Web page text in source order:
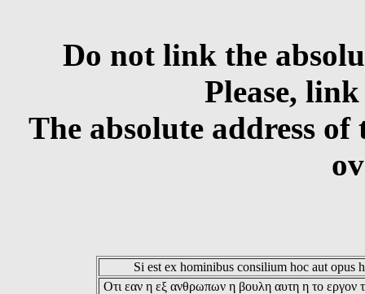
Do not link the
Please,
The absolute address
Si est ex hominibus consilium hoc aut opus
Οτι εαν η εξ ανθρωπων η βουλη αυτη η το εργον